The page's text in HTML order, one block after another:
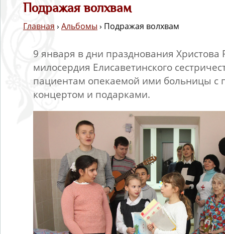
Подражая волхвам
Главная › Альбомы › Подражая волхвам
9 января в дни празднования Христова
милосердия Елисаветинского
пациентам опекаемой ими больницы с
концертом и подарками.